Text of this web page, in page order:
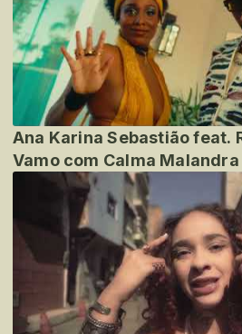
Ana Karina Sebastião feat.
Vamo com Calma